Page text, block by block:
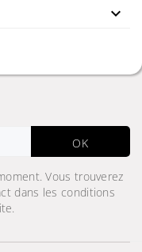

OK
Vous trouverez
dans les conditions